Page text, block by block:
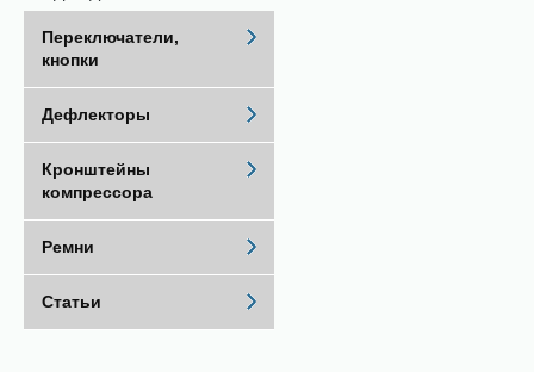
Переключатели,
кнопки
Дефлекторы
Кронштейны
компрессора
Ремни
Статьи